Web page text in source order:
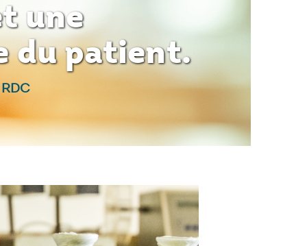
une
du patient.